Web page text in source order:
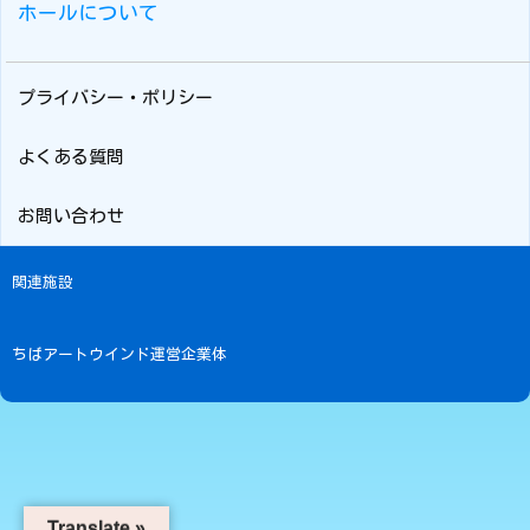
ホールについて
プライバシー・ポリシー
よくある質問
お問い合わせ
関連施設
ちばアートウインド運営企業体